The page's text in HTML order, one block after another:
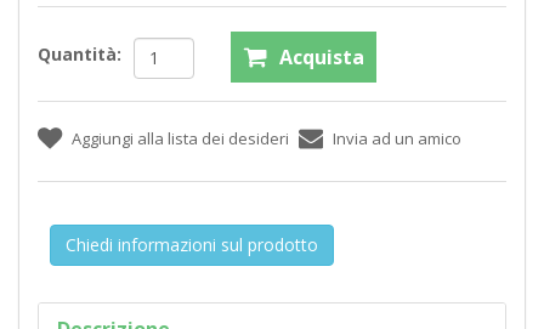
Quantità:
Chiedi informazioni sul prodotto